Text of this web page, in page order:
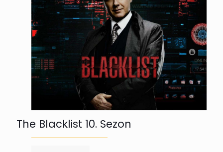
The Blacklist 10. Sezon